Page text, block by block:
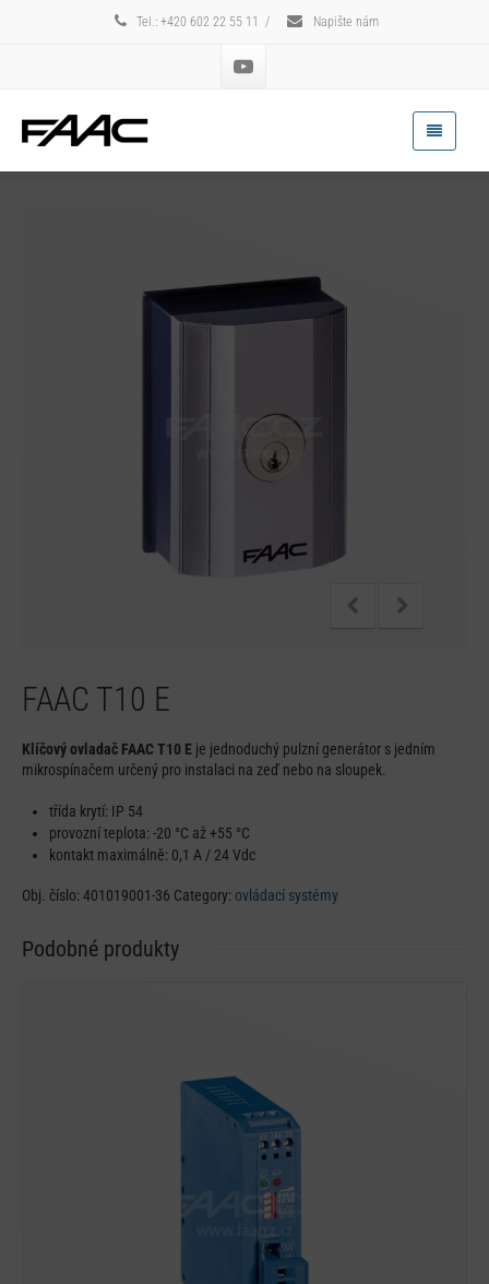
Tel.: +420 602 22 55 11 / Napište nám
FAAC T10 E
Klíčový ovladač FAAC T10 E je jednoduchý pulzní generátor s jedním
mikrospínačem určený pro instalaci na zeď nebo na sloupek.
třída krytí: IP 54
provozní teplota: -20 °C až +55 °C
kontakt maximálně: 0,1 A / 24 Vdc
Obj. číslo: 401019001-36 Category: ovládací systémy
Podobné produkty
Detail